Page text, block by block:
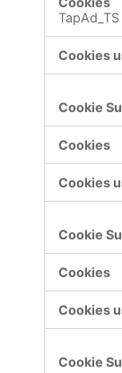
TapAd_TS